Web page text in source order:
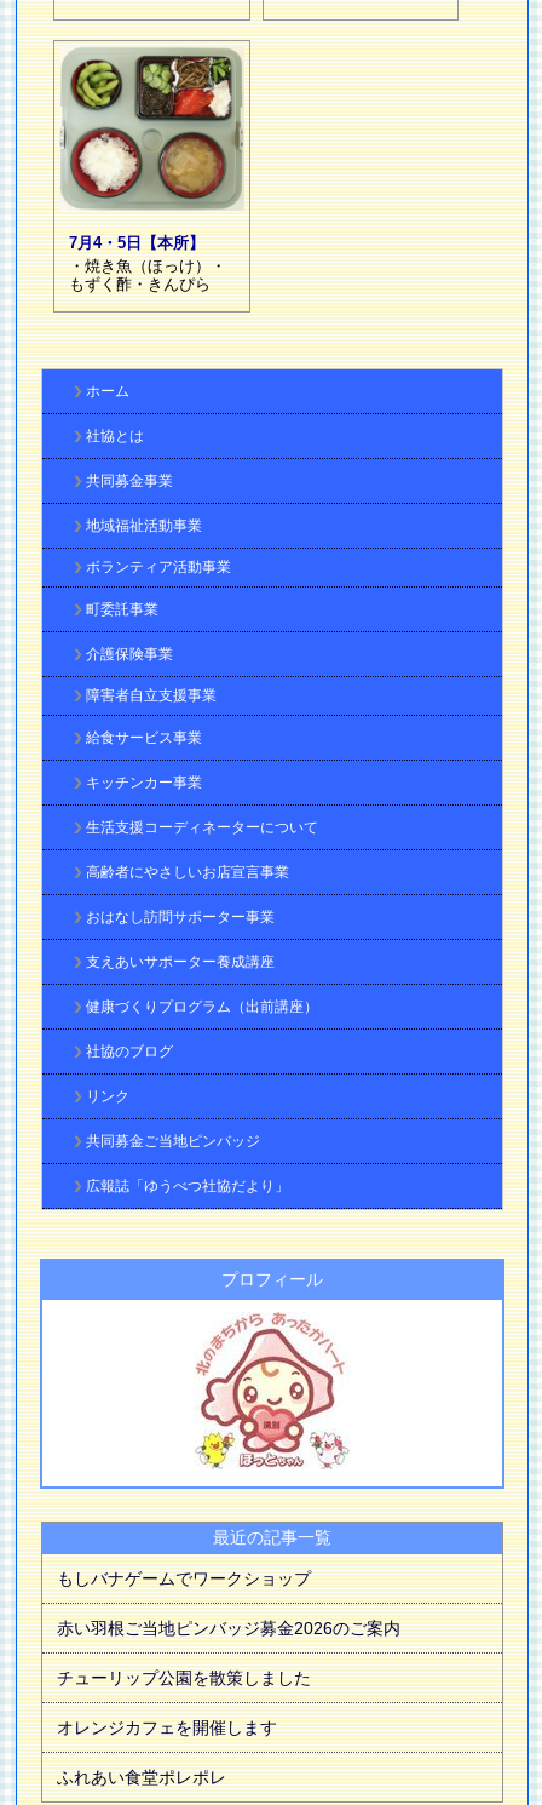
7月4・5日【本所】
・焼き魚（ほっけ）・
もずく酢・きんぴら
ホーム
社協とは
共同募金事業
地域福祉活動事業
ボランティア活動事業
町委託事業
介護保険事業
障害者自立支援事業
給食サービス事業
キッチンカー事業
生活支援コーディネーターについて
高齢者にやさしいお店宣言事業
おはなし訪問サポーター事業
支えあいサポーター養成講座
健康づくりプログラム（出前講座）
社協のブログ
リンク
共同募金ご当地ピンバッジ
広報誌「ゆうべつ社協だより」
プロフィール
最近の記事一覧
もしバナゲームでワークショップ
赤い羽根ご当地ピンバッジ募金2026のご案内
チューリップ公園を散策しました
オレンジカフェを開催します
ふれあい食堂ポレポレ